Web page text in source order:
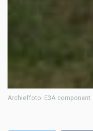
Archieffoto: E3A component